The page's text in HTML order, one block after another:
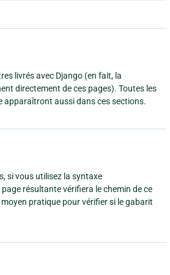
livrés avec Django (en fait, la
directement de ces pages). Toutes les
apparaîtront aussi dans ces sections.
si vous utilisez la syntaxe
résultante vérifiera le chemin de ce
pratique pour vérifier si le gabarit